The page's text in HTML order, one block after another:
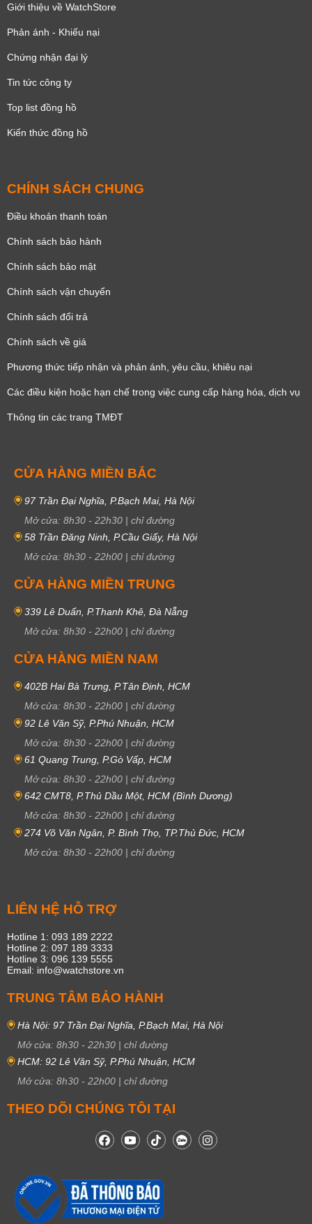
Giới thiệu về WatchStore
Phản ánh - Khiếu nại
Chứng nhận đại lý
Tin tức công ty
Top list đồng hồ
Kiến thức đồng hồ
CHÍNH SÁCH CHUNG
Điều khoản thanh toán
Chính sách bảo hành
Chính sách bảo mật
Chính sách vận chuyển
Chính sách đổi trả
Chính sách về giá
Phương thức tiếp nhận và phản ánh, yêu cầu, khiêu nại
Các điều kiện hoặc hạn chế trong việc cung cấp hàng hóa, dịch vụ
Thông tin các trang TMĐT
CỬA HÀNG MIỀN BẮC
97 Trần Đại Nghĩa, P.Bạch Mai, Hà Nội
Mở cửa: 8h30 - 22h30 | chỉ đường
58 Trần Đăng Ninh, P.Cầu Giấy, Hà Nội
Mở cửa: 8h30 - 22h00 | chỉ đường
CỬA HÀNG MIỀN TRUNG
339 Lê Duẩn, P.Thanh Khê, Đà Nẵng
Mở cửa: 8h30 - 22h00 | chỉ đường
CỬA HÀNG MIỀN NAM
402B Hai Bà Trưng, P.Tân Định, HCM
Mở cửa: 8h30 - 22h00 | chỉ đường
92 Lê Văn Sỹ, P.Phú Nhuận, HCM
Mở cửa: 8h30 - 22h00 | chỉ đường
61 Quang Trung, P.Gò Vấp, HCM
Mở cửa: 8h30 - 22h00 | chỉ đường
642 CMT8, P.Thủ Dầu Một, HCM (Bình Dương)
Mở cửa: 8h30 - 22h00 | chỉ đường
274 Võ Văn Ngân, P. Bình Thọ, TP.Thủ Đức, HCM
Mở cửa: 8h30 - 22h00 | chỉ đường
LIÊN HỆ HỖ TRỢ
Hotline 1: 093 189 2222
Hotline 2: 097 189 3333
Hotline 3: 096 139 5555
Email: info@watchstore.vn
TRUNG TÂM BẢO HÀNH
Hà Nội: 97 Trần Đại Nghĩa, P.Bạch Mai, Hà Nội
Mở cửa: 8h30 - 22h30 | chỉ đường
HCM: 92 Lê Văn Sỹ, P.Phú Nhuận, HCM
Mở cửa: 8h30 - 22h00 | chỉ đường
THEO DÕI CHÚNG TÔI TẠI